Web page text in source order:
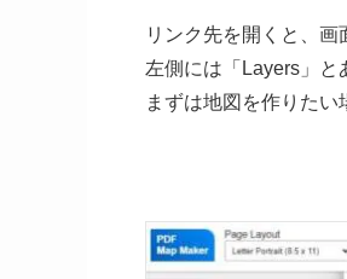
リンク先を開くと、画
左側には「Layers」と
まずは地図を作りたい